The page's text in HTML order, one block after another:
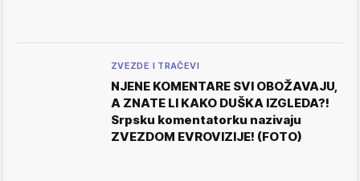
ZVEZDE I TRAČEVI
NJENE KOMENTARE SVI OBOŽAVAJU,
A ZNATE LI KAKO DUŠKA IZGLEDA?!
Srpsku komentatorku nazivaju
ZVEZDOM EVROVIZIJE! (FOTO)